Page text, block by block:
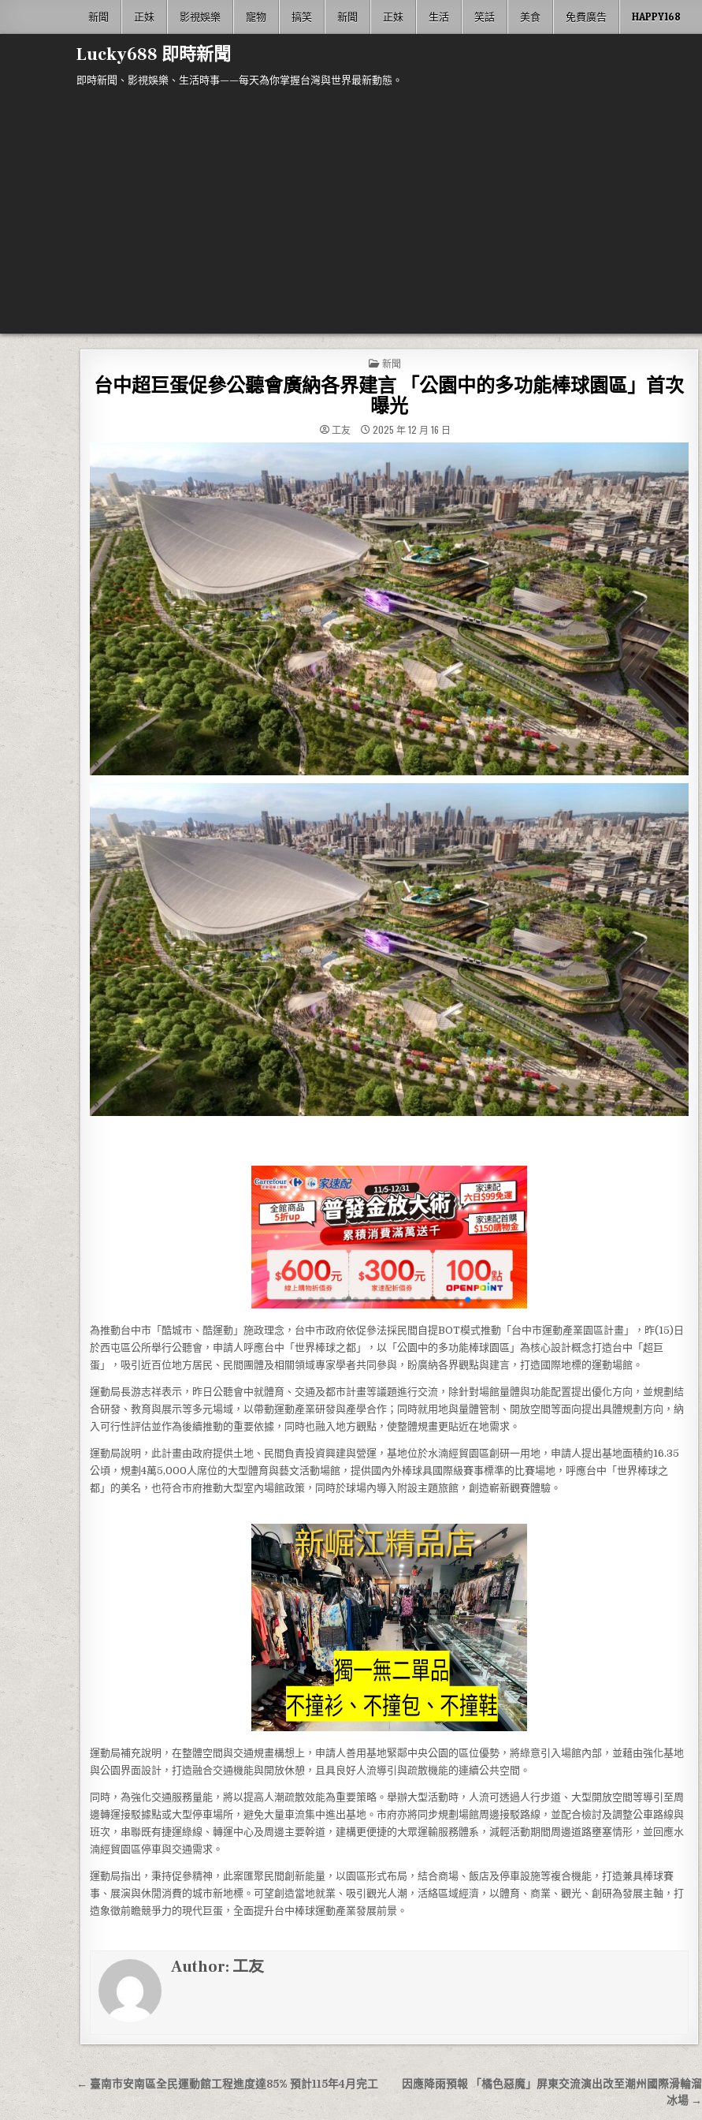
新聞 正妹 影視娛樂 寵物 搞笑 新聞 正妹 生活 笑話 美食 免費廣告 HAPPY168
Lucky688 即時新聞
即時新聞、影視娛樂、生活時事——每天為你掌握台灣與世界最新動態。
POSTED IN
新聞
台中超巨蛋促參公聽會廣納各界建言 「公園中的多功能棒球園區」首次
曝光
工友 2025 年 12 月 16 日
為推動台中市「酷城市、酷運動」施政理念，台中市政府依促參法採民間自提BOT模式推動「台中市運動產業園區計畫」，昨(15)日
於西屯區公所舉行公聽會，申請人呼應台中「世界棒球之都」，以「公園中的多功能棒球園區」為核心設計概念打造台中「超巨
蛋」，吸引近百位地方居民、民間團體及相關領域專家學者共同參與，盼廣納各界觀點與建言，打造國際地標的運動場館。
運動局長游志祥表示，昨日公聽會中就體育、交通及都市計畫等議題進行交流，除針對場館量體與功能配置提出優化方向，並規劃結
合研發、教育與展示等多元場域，以帶動運動產業研發與產學合作；同時就用地與量體管制、開放空間等面向提出具體規劃方向，納
入可行性評估並作為後續推動的重要依據，同時也融入地方觀點，使整體規畫更貼近在地需求。
運動局說明，此計畫由政府提供土地、民間負責投資興建與營運，基地位於水湳經貿園區創研一用地，申請人提出基地面積約16.35
公頃，規劃4萬5,000人席位的大型體育與藝文活動場館，提供國內外棒球具國際級賽事標準的比賽場地，呼應台中「世界棒球之
都」的美名，也符合市府推動大型室內場館政策，同時於球場內導入附設主題旅館，創造嶄新觀賽體驗。
運動局補充說明，在整體空間與交通規畫構想上，申請人善用基地緊鄰中央公園的區位優勢，將綠意引入場館內部，並藉由強化基地
與公園界面設計，打造融合交通機能與開放休憩，且具良好人流導引與疏散機能的連續公共空間。
同時，為強化交通服務量能，將以提高人潮疏散效能為重要策略。舉辦大型活動時，人流可透過人行步道、大型開放空間等導引至周
邊轉運接駁據點或大型停車場所，避免大量車流集中進出基地。市府亦將同步規劃場館周邊接駁路線，並配合檢討及調整公車路線與
班次，串聯既有捷運綠線、轉運中心及周邊主要幹道，建構更便捷的大眾運輸服務體系，減輕活動期間周邊道路壅塞情形，並回應水
湳經貿園區停車與交通需求。
運動局指出，秉持促參精神，此案匯聚民間創新能量，以園區形式布局，結合商場、飯店及停車設施等複合機能，打造兼具棒球賽
事、展演與休閒消費的城市新地標。可望創造當地就業、吸引觀光人潮，活絡區域經濟，以體育、商業、觀光、創研為發展主軸，打
造象徵前瞻競爭力的現代巨蛋，全面提升台中棒球運動產業發展前景。
Author: 工友
文章導覽
因應降雨預報 「橘色惡魔」屏東交流演出改至潮州國際滑輪溜
冰場 →
← 臺南市安南區全民運動館工程進度達85% 預計115年4月完工